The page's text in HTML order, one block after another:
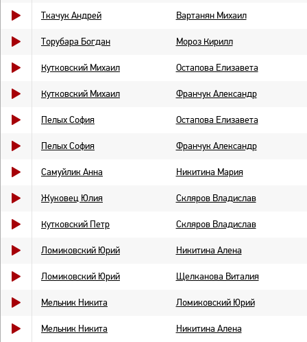
Ткачук Андрей Вартанян Михаил
Торубара Богдан Мороз Кирилл
Кутковский Михаил Остапова Елизавета
Кутковский Михаил Франчук Александр
Пелых София Остапова Елизавета
Пелых София Франчук Александр
Самуйлик Анна Никитина Мария
Жуковец Юлия Скляров Владислав
Кутковский Петр Скляров Владислав
Ломиковский Юрий Никитина Алена
Ломиковский Юрий Щелканова Виталия
Мельник Никита Ломиковский Юрий
Мельник Никита Никитина Алена